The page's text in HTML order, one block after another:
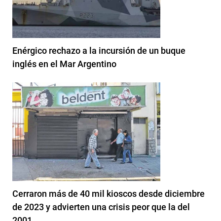
Enérgico rechazo a la incursión de un buque
inglés en el Mar Argentino
Cerraron más de 40 mil kioscos desde diciembre
de 2023 y advierten una crisis peor que la del